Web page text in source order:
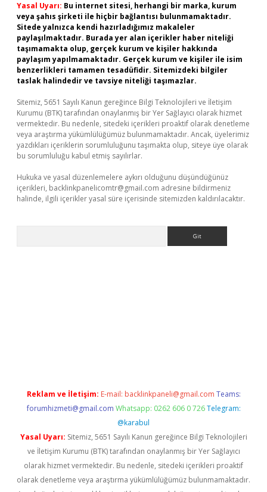
Yasal Uyarı: Bu internet sitesi, herhangi bir marka, kurum
veya şahıs şirketi ile hiçbir bağlantısı bulunmamaktadır.
Sitede yalnızca kendi hazırladığımız makaleler
paylaşılmaktadır. Burada yer alan içerikler haber niteliği
taşımamakta olup, gerçek kurum ve kişiler hakkında
paylaşım yapılmamaktadır. Gerçek kurum ve kişiler ile isim
benzerlikleri tamamen tesadüfidir. Sitemizdeki bilgiler
taslak halindedir ve tavsiye niteliği taşımazlar.
Sitemiz, 5651 Sayılı Kanun gereğince Bilgi Teknolojileri ve İletişim
Kurumu (BTK) tarafından onaylanmış bir Yer Sağlayıcı olarak hizmet
vermektedir. Bu nedenle, sitedeki içerikleri proaktif olarak denetleme
veya araştırma yükümlülüğümüz bulunmamaktadır. Ancak, üyelerimiz
yazdıkları içeriklerin sorumluluğunu taşımakta olup, siteye üye olarak
bu sorumluluğu kabul etmiş sayılırlar.
Hukuka ve yasal düzenlemelere aykırı olduğunu düşündüğünüz
içerikleri, backlinkpanelicomtr@gmail.com adresine bildirmeniz
halinde, ilgili içerikler yasal süre içerisinde sitemizden kaldırılacaktır.
Reklam ve İletişim: E-mail: backlinkpaneli@gmail.com Teams:
forumhizmeti@gmail.com Whatsapp: 0262 606 0 726 Telegram:
@karabul
Yasal Uyarı: Sitemiz, 5651 Sayılı Kanun gereğince Bilgi Teknolojileri
ve İletişim Kurumu (BTK) tarafından onaylanmış bir Yer Sağlayıcı
olarak hizmet vermektedir. Bu nedenle, sitedeki içerikleri proaktif
olarak denetleme veya araştırma yükümlülüğümüz bulunmamaktadır.